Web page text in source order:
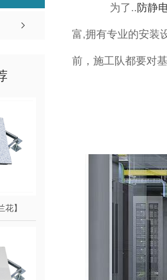
】
为了.. 防静
富,拥有专业的安装
前，施工队都要对